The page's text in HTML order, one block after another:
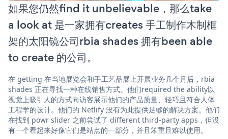
如果您仍然find it unbelievable，那么take
a look at 是一家拥有creates 手工制作木制框
架的太阳镜公司rbia shades 拥有been able
to create 的公司。
在 getting 在当地展览会和手工艺品展上开展业务几个月后，rbia
shades 正在寻找一种在线销售方式。他们required the ability以
视觉上吸引人的方式向访客展示他们的产品质量、轻巧且符合人体
工程学的设计。他们的 Netlify 没有为此提供足够的解决方案。他们
在找到 powr slider 之前尝试了 different third-party apps，但没
有一个看起来好像它们是站点的一部分，并且笨重且难以使用。